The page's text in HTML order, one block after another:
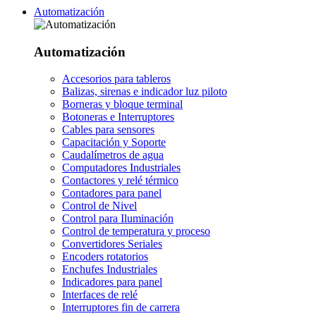
Automatización
Automatización
Accesorios para tableros
Balizas, sirenas e indicador luz piloto
Borneras y bloque terminal
Botoneras e Interruptores
Cables para sensores
Capacitación y Soporte
Caudalímetros de agua
Computadores Industriales
Contactores y relé térmico
Contadores para panel
Control de Nivel
Control para Iluminación
Control de temperatura y proceso
Convertidores Seriales
Encoders rotatorios
Enchufes Industriales
Indicadores para panel
Interfaces de relé
Interruptores fin de carrera